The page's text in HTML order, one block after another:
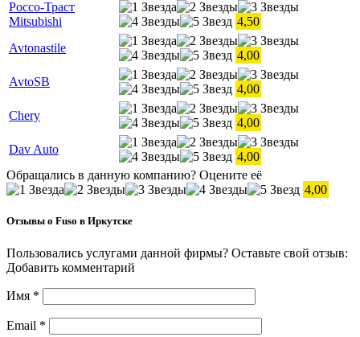
Россо-Траст
Mitsubishi
4,50
Avtonastile
4,00
AvtoSB
4,00
Chery
4,00
Dav Auto
4,00
Обращались в данную компанию? Оцените её
4,00
Отзывы о Fuso в Иркутске
Пользовались услугами данной фирмы? Оставьте свой отзыв:
Добавить комментарий
Имя *
Email *